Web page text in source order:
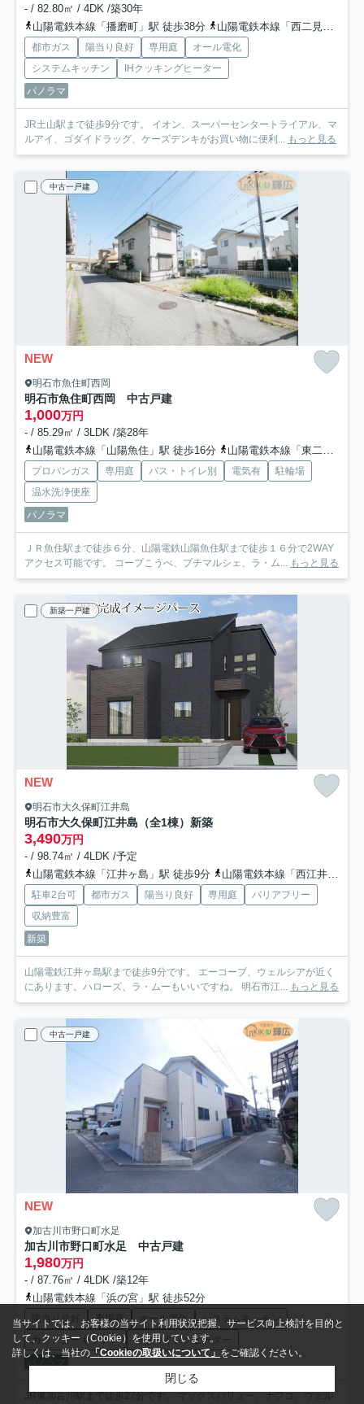
- / 82.80㎡ / 4DK /築30年
山陽電鉄本線「播磨町」駅 徒歩38分
山陽電鉄本線「西二見」駅 徒歩38分
都市ガス 陽当り良好 専用庭
オール電化
システムキッチン
IHクッキングヒーター
パノラマ
JR土山駅まで徒歩9分です。 イオン、スーパーセンタートライアル、マ
ルアイ、ゴダイドラッグ、ケーズデンキがお買い物に便利...
もっと見る
中古一戸建
NEW
明石市魚住町西岡
明石市魚住町西岡 中古戸建
1,000万円
- / 85.29㎡ / 3LDK /築28年
山陽電鉄本線「山陽魚住」駅 徒歩16分
山陽電鉄本線「東二見」駅 徒歩20分
プロパンガス 専用庭 バス・トイレ別 電気有
駐輪場
温水洗浄便座
パノラマ
ＪＲ魚住駅まで徒歩６分、山陽電鉄山陽魚住駅まで徒歩１６分で2WAY
アクセス可能です。 コープこうべ、プチマルシェ、ラ・ム...
もっと見る
新築一戸建
NEW
明石市大久保町江井島
明石市大久保町江井島（全1棟）新築
3,490万円
- / 98.74㎡ / 4LDK /予定
山陽電鉄本線「江井ヶ島」駅 徒歩9分
山陽電鉄本線「西江井ヶ島」駅 徒歩13分
駐車2台可 都市ガス 陽当り良好 専用庭
バリアフリー
収納豊富
新築
山陽電鉄江井ヶ島駅まで徒歩9分です。 エーコープ、ウェルシアが近く
にあります。ハローズ、ラ・ムーもいいですね。 明石市江... もっと見る
中古一戸建
NEW
加古川市野口町水足
加古川市野口町水足 中古戸建
1,980万円
- / 87.76㎡ / 4LDK /築12年
山陽電鉄本線「浜の宮」駅 徒歩52分
陽当り良好 専用庭 オール電化
システムキッチン
カウンターキッチン
IHクッキングヒーター
JR東加古川駅まで徒歩27分です。 マックスバリュー、ナフコ、ウェル
当サイトでは、お客様の当サイト利用状況把握、サービス向上検討を目的と
して、クッキー（Cookie）を使用しています。
詳しくは、当社の「Cookieの取扱いについて」をご確認ください。
閉じる